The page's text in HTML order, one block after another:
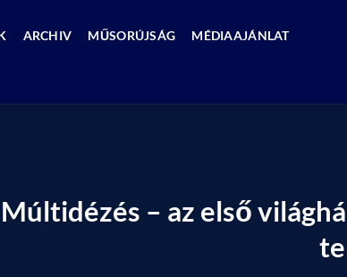
ARCHIV MŰSORÚJSÁG MÉDIAAJÁNLAT
Múltidézés – az első